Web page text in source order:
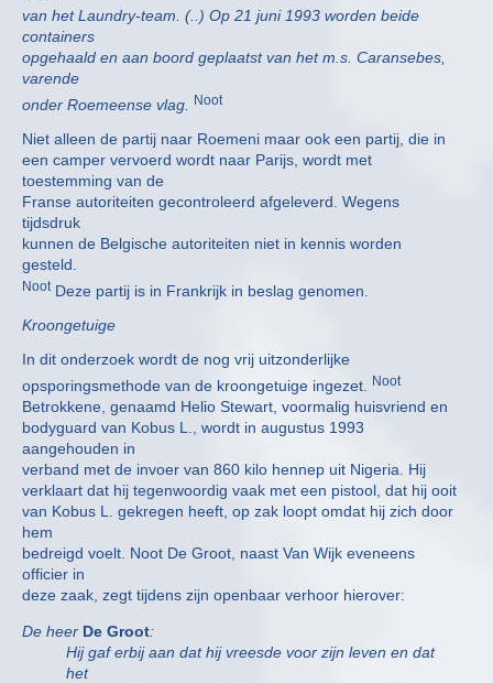
van het Laundry-team. (..) Op 21 juni 1993 worden beide
containers
opgehaald en aan boord geplaatst van het m.s. Caransebes,
varende
onder Roemeense vlag.
Noot
Niet alleen de partij naar Roemeni maar ook een partij, die in
een camper vervoerd wordt naar Parijs, wordt met
toestemming van de
Franse autoriteiten gecontroleerd afgeleverd. Wegens
tijdsdruk
kunnen de Belgische autoriteiten niet in kennis worden
gesteld.
NootDeze partij is in Frankrijk in beslag genomen.
Kroongetuige
In dit onderzoek wordt de nog vrij uitzonderlijke
opsporingsmethode van de kroongetuige ingezet.
Noot
Betrokkene, genaamd Helio Stewart, voormalig huisvriend en
bodyguard van Kobus L., wordt in augustus 1993
aangehouden in
verband met de invoer van 860 kilo hennep uit Nigeria. Hij
verklaart dat hij tegenwoordig vaak met een pistool, dat hij ooit
van Kobus L. gekregen heeft, op zak loopt omdat hij zich door
hem
bedreigd voelt. Noot De Groot, naast Van Wijk eveneens
officier in
deze zaak, zegt tijdens zijn openbaar verhoor hierover:
De heer De Groot:
Hij gaf erbij aan dat hij vreesde voor zijn leven en dat
het